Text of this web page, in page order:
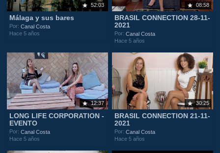
52:03
Málaga y sus bares
Por:Canal Costa
Hace 5 años
08:58
BRASIL CONNECTION 28-11-
2021
Por:Canal Costa
Hace 5 años
12:37
LONG LIFE CORPORATION -
EVENTO
Por:Canal Costa
Hace 5 años
30:25
BRASIL CONNECTION 21-11-
2021
Por:Canal Costa
Hace 5 años